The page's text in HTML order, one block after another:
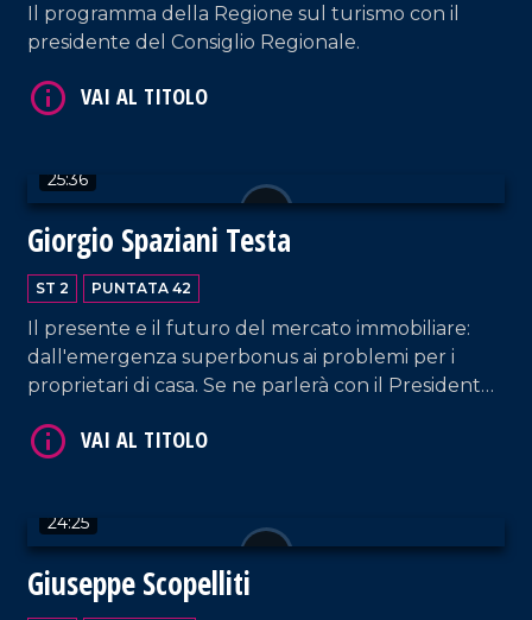
Il programma della Regione sul turismo con il
presidente del Consiglio Regionale.
25:36
Giorgio Spaziani Testa
ST 2 PUNTATA 42
Il presente e il futuro del mercato immobiliare:
dall'emergenza superbonus ai problemi per i
proprietari di casa. Se ne parlerà con il Presidente
24:25
Giuseppe Scopelliti
VAI AL TITOLO
VAI AL TITOLO